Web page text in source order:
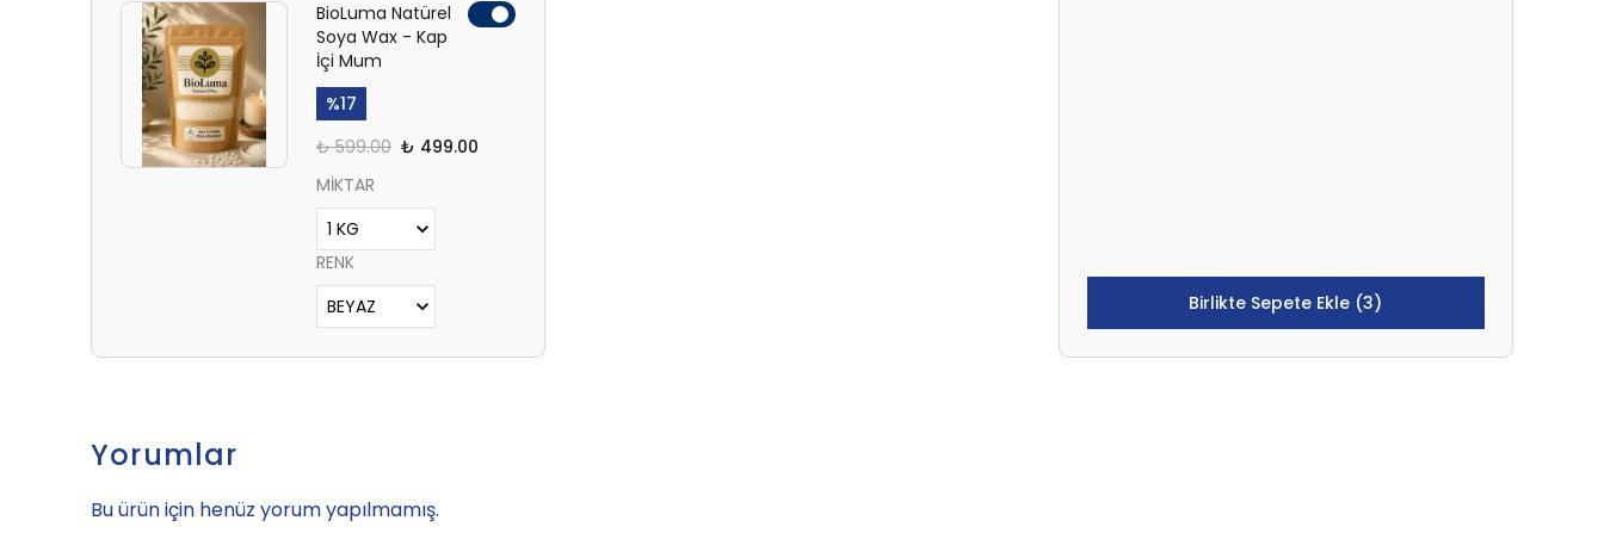
BioLuma Natürel
Soya Wax - Kap
İçi Mum
%17
₺ 599.00 ₺ 499.00
MİKTAR
RENK
Birlikte Sepete Ekle (3)
Yorumlar
Bu ürün için henüz yorum yapılmamış.